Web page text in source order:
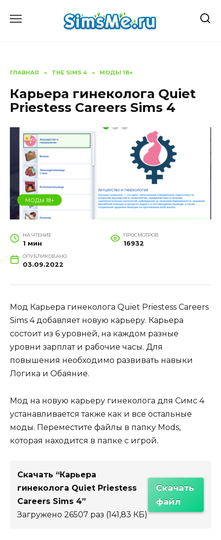
ГЛАВНАЯ » THE SIMS 4 » МОДЫ 18+
Карьера гинеколога Quiet
Priestess Careers Sims 4
МОДЫ 18+
НА ЧТЕНИЕ
1 мин
ПРОСМОТРОВ
16932
ОПУБЛИКОВАНО
03.09.2022
Мод Карьера гинеколога Quiet Priestess Careers
Sims 4 добавляет новую карьеру. Карьера
состоит из 6 уровней, на каждом разные
уровни зарплат и рабочие часы. Для
повышения необходимо развивать навыки
Логика и Обаяние.
Мод на новую карьеру гинеколога для Симс 4
устанавливается также как и все остальные
моды. Переместите файлы в папку Mods,
которая находится в папке с игрой.
Скачать “Карьера
гинеколога Quiet Priestess
Careers Sims 4”
Загружено 26507 раз (141,83 КБ)
Скачать
файл